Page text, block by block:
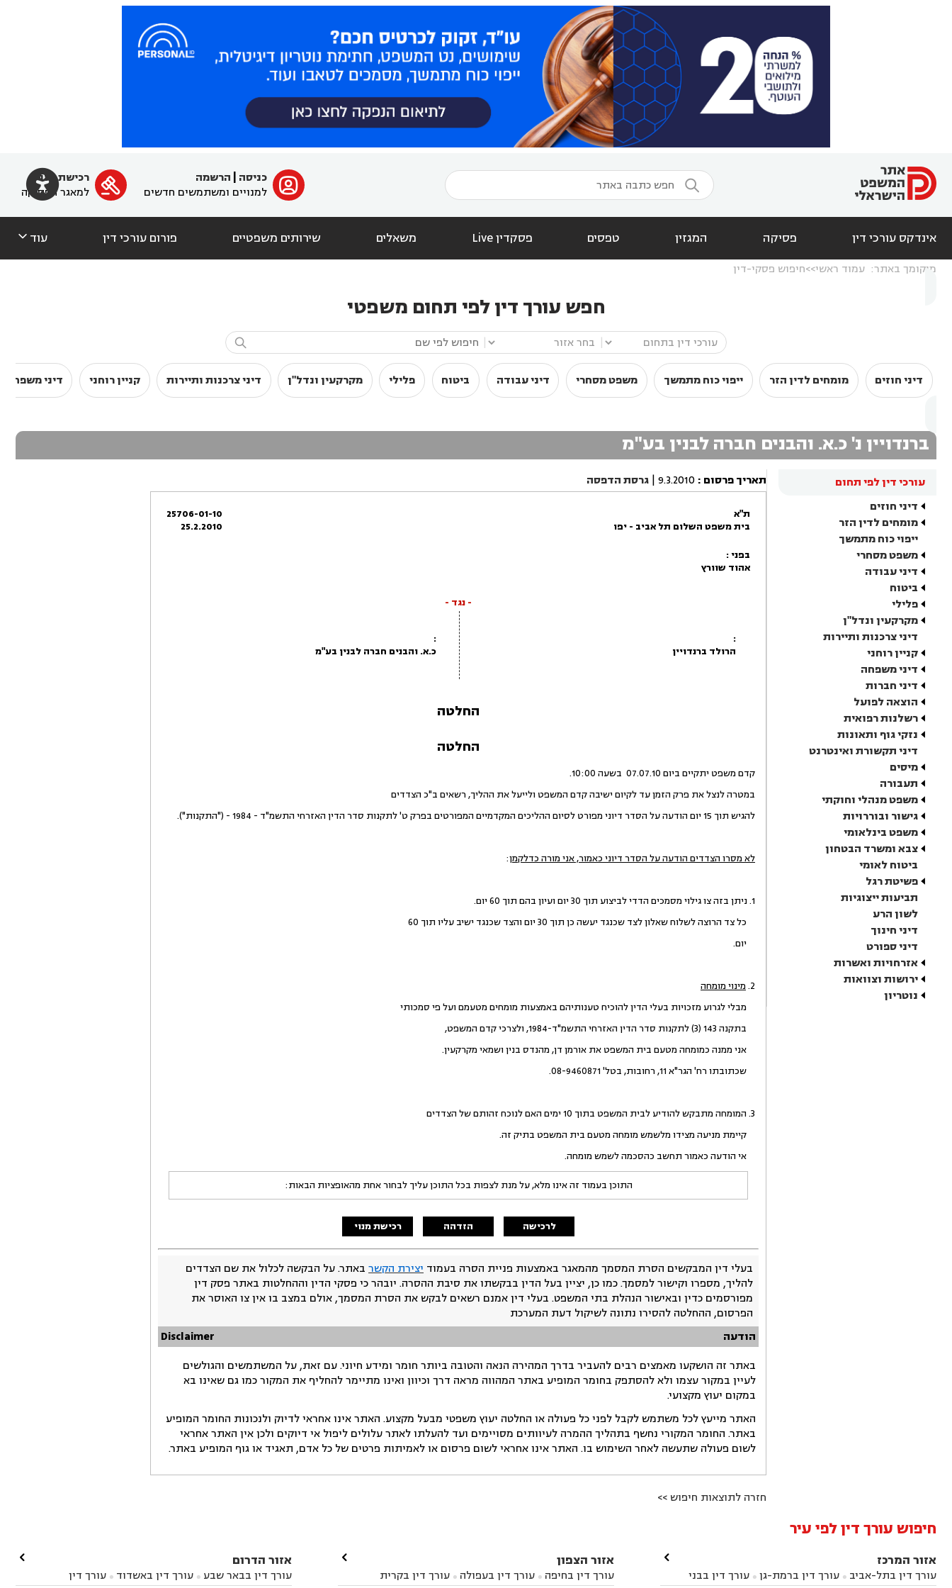
  ﱐ כניסה
הרשמה
למנויים ומשתמשים חדשים

רכישת מנוי
למאגר הפסיקה
אינדקס עורכי דין פסיקה המגזין טפסים פסקדין Live משאלים שירותים משפטיים פורום עורכי דין עוד 
מיקומך באתר: עמוד ראשי חיפוש פסקי-דין
חפש עורך דין לפי תחום משפטי

דיני חוזים מומחים לדין הזר ייפוי כוח מתמשך משפט מסחרי דיני עבודה ביטוח פלילי מקרקעין ונדל"ן דיני צרכנות ותיירות קניין רוחני דיני משפחה
ברנדויין נ' כ.א. והבנים חברה לבנין בע"מ
עורכי דין לפי תחום
דיני חוזים
מומחים לדין הזר
ייפוי כוח מתמשך
משפט מסחרי
דיני עבודה
ביטוח
פלילי
מקרקעין ונדל"ן
דיני צרכנות ותיירות
קניין רוחני
דיני משפחה
דיני חברות
הוצאה לפועל
רשלנות רפואית
נזקי גוף ותאונות
דיני תקשורת ואינטרנט
מיסים
תעבורה
משפט מנהלי וחוקתי
גישור ובוררויות
משפט בינלאומי
צבא ומשרד הבטחון
ביטוח לאומי
פשיטת רגל
תביעות ייצוגיות
לשון הרע
דיני חינוך
דיני ספורט
אזרחויות ואשרות
ירושות וצוואות
נוטריון
תאריך פרסום :
9.3.2010
| גרסת הדפסה
ת"א
בית משפט השלום תל אביב - יפו
25706-01-10
25.2.2010
בפני :
אהוד שוורץ
- נגד -
:
הרולד ברנדויין
:
כ.א. והבנים חברה לבנין בע"מ
החלטה
החלטה
קדם משפט יתקיים ביום 07.07.10 בשעה 10:00.
במטרה לנצל את פרק הזמן עד לקיום ישיבה קדם המשפט ולייעל את ההליך, רשאים ב"כ הצדדים
להגיש תוך 15 יום הודעה על הסדר דיוני מפורט לסיום ההליכים המקדמיים המפורטים בפרק ט' לתקנות סדר הדין האזרחי התשמ"ד - 1984 - ("התקנות").
לא מסרו הצדדים הודעה על הסדר דיוני כאמור, אני מורה כדלקמן:
1. ניתן בזה צו גילוי מסמכים הדדי לביצוע תוך 30 יום ועיון בהם תוך 60 יום.
כל צד הרוצה לשלוח שאלון לצד שכנגד יעשה כן תוך 30 יום והצד שכנגד ישיב עליו תוך 60
יום.
2. מינוי מומחה
מבלי לגרוע מזכויות בעלי הדין להוכיח טענותיהם באמצעות מומחים מטעמם ועל פי סמכותי
בתקנה 143 (3) לתקנות סדר הדין האזרחי התשמ"ד-1984, ולצרכי קדם המשפט,
אני ממנה כמומחה מטעם בית המשפט את אורמן דן, מהנדס בנין ושמאי מקרקעין.
שכתובתו רח' הגר"א 11, רחובות, בטל' 08-9460871.
3. המומחה מתבקש להודיע לבית המשפט בתוך 10 ימים האם לנוכח זהותם של הצדדים
קיימת מניעה מצידו מלשמש מומחה מטעם בית המשפט בתיק זה.
אי הודעה כאמור תחשב כהסכמה לשמש מומחה.
התוכן בעמוד זה אינו מלא, על מנת לצפות בכל התוכן עליך לבחור אחת מהאופציות הבאות:
לרכישה הזדהה רכישת מנוי
בעלי דין המבקשים הסרת המסמך מהמאגר באמצעות פניית הסרה בעמוד יצירת הקשר באתר. על הבקשה לכלול את שם הצדדים
להליך, מספרו וקישור למסמך. כמו כן, יציין בעל הדין בבקשתו את סיבת ההסרה. יובהר כי פסקי הדין וההחלטות באתר פסק דין
מפורסמים כדין ובאישור הנהלת בתי המשפט. בעלי דין אמנם רשאים לבקש את הסרת המסמך, אולם במצב בו אין צו האוסר את
הפרסום, ההחלטה להסירו נתונה לשיקול דעת המערכת
הודעה
Disclaimer
באתר זה הושקעו מאמצים רבים להעביר בדרך המהירה הנאה והטובה ביותר חומר ומידע חיוני. עם זאת, על המשתמשים והגולשים
לעיין במקור עצמו ולא להסתפק בחומר המופיע באתר המהווה מראה דרך וכיוון ואינו מתיימר להחליף את המקור כמו גם שאינו בא
במקום יעוץ מקצועי.
האתר מייעץ לכל משתמש לקבל לפני כל פעולה או החלטה יעוץ משפטי מבעל מקצוע. האתר אינו אחראי לדיוק ולנכונות החומר המופיע
באתר. החומר המקורי נחשף בתהליך ההמרה לעיוותים מסויימים ועד להעלתו לאתר עלולים ליפול אי דיוקים ולכן אין האתר אחראי
לשום פעולה שתעשה לאחר השימוש בו. האתר אינו אחראי לשום פרסום או לאמיתות פרטים של כל אדם, תאגיד או גוף המופיע באתר.
חזרה לתוצאות חיפוש >>
חיפוש עורך דין לפי עיר
אזור המרכז
עורך דין בתל-אביב  עורך דין ברמת-גן 
עורך דין בבני
 אזור הצפון
עורך דין בחיפה  עורך דין בעפולה 
עורך דין בקרית
 אזור הדרום
עורך דין בבאר שבע  עורך דין באשדוד 
עורך דין
